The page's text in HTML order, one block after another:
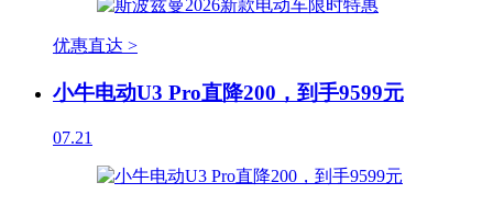
优惠直达 >
小牛电动U3 Pro直降200，到手9599元
07.21